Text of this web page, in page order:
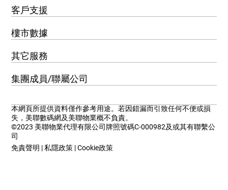
本網頁所提供資料僅作參考用途。若因錯漏而引致任何不便或損
失，美聯數碼網及美聯物業概不負責。
©2023 美聯物業代理有限公司牌照號碼C-000982及或其有聯繫公
司
免責聲明 |私隱政策 |Cookie政策
集團成員/聯屬公司
其它服務
樓市數據
客戶支援